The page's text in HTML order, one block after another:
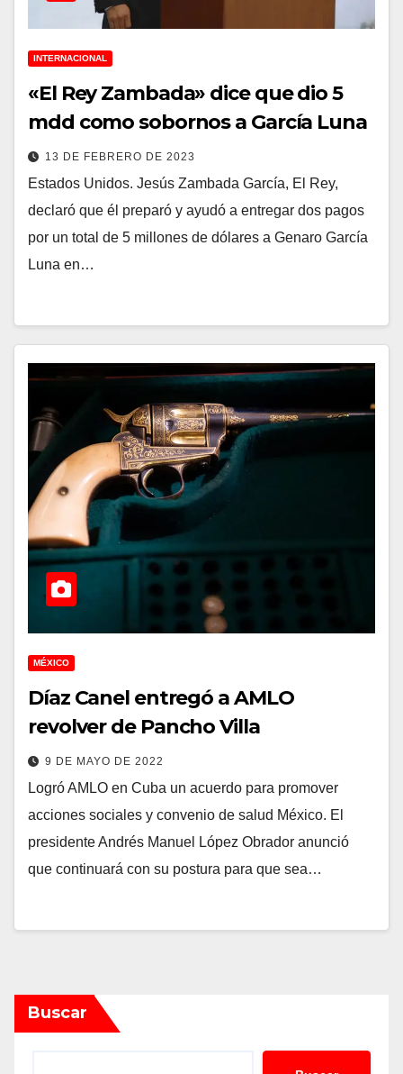
INTERNACIONAL
«El Rey Zambada» dice que dio 5
mdd como sobornos a García Luna
13 DE FEBRERO DE 2023
Estados Unidos. Jesús Zambada García, El Rey,
declaró que él preparó y ayudó a entregar dos pagos
por un total de 5 millones de dólares a Genaro García
Luna en…
MÉXICO
Díaz Canel entregó a AMLO
revolver de Pancho Villa
9 DE MAYO DE 2022
Logró AMLO en Cuba un acuerdo para promover
acciones sociales y convenio de salud México. El
presidente Andrés Manuel López Obrador anunció
que continuará con su postura para que sea…
Buscar